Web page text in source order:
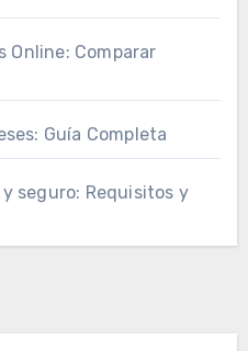
Online: Comparar
Guía Completa
seguro: Requisitos y